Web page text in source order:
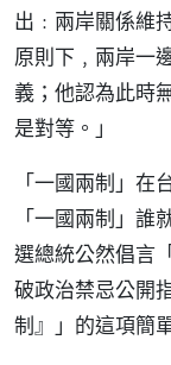
出﹕兩岸關係維
原則下﹐兩岸一
義；他認為此時
是對等。」
「一國兩制」
「一國兩制」
選總統公然倡言
破政治禁忌公開
制』」的這項簡